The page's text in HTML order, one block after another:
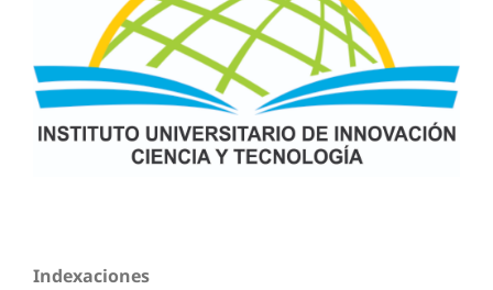
Indexaciones